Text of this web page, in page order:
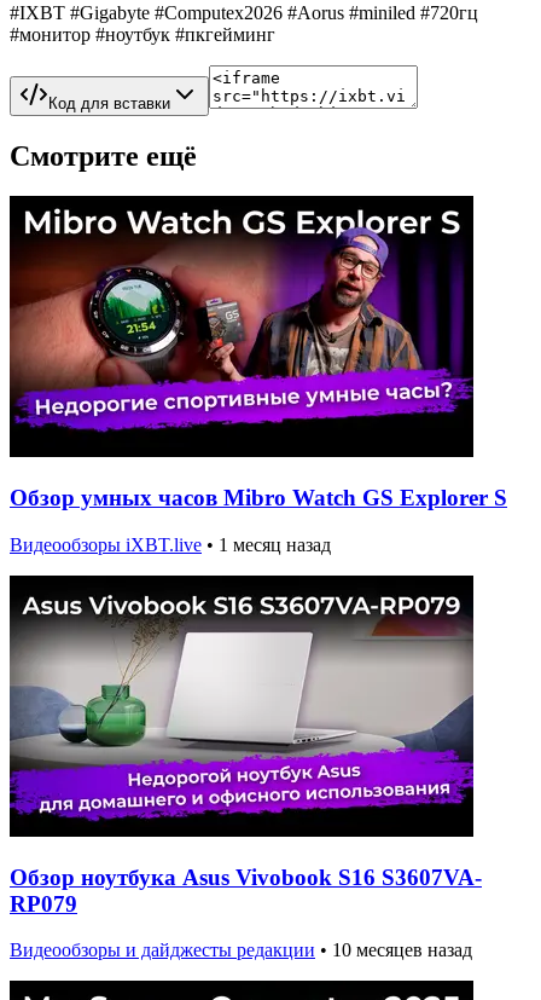
#IXBT #Gigabyte #Computex2026 #Aorus #miniled #720гц
#монитор #ноутбук #пкгейминг
Код для вставки
Смотрите ещё
Обзор умных часов Mibro Watch GS Explorer S
Видеообзоры iXBT.live • 1 месяц назад
Обзор ноутбука Asus Vivobook S16 S3607VA-
RP079
Видеообзоры и дайджесты редакции • 10 месяцев назад